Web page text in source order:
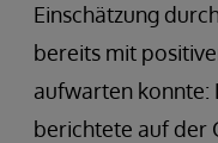
Einschätzung
bereits mit
aufwarten konnte:
berichtete auf der